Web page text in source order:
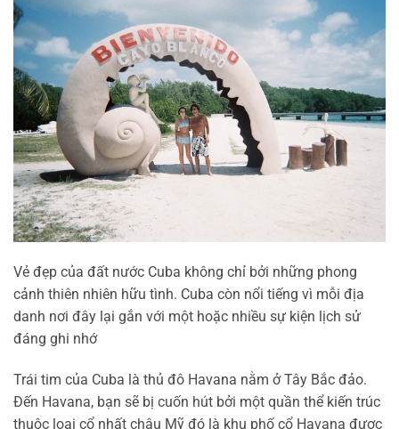
Vẻ đẹp của đất nước Cuba không chỉ bởi những phong
cảnh thiên nhiên hữu tình. Cuba còn nổi tiếng vì mỗi địa
danh nơi đây lại gắn với một hoặc nhiều sự kiện lịch sử
đáng ghi nhớ
Trái tim của Cuba là thủ đô Havana nằm ở Tây Bắc đảo.
Đến Havana, bạn sẽ bị cuốn hút bởi một quần thể kiến trúc
thuộc loại cổ nhất châu Mỹ đó là khu phố cổ Havana được